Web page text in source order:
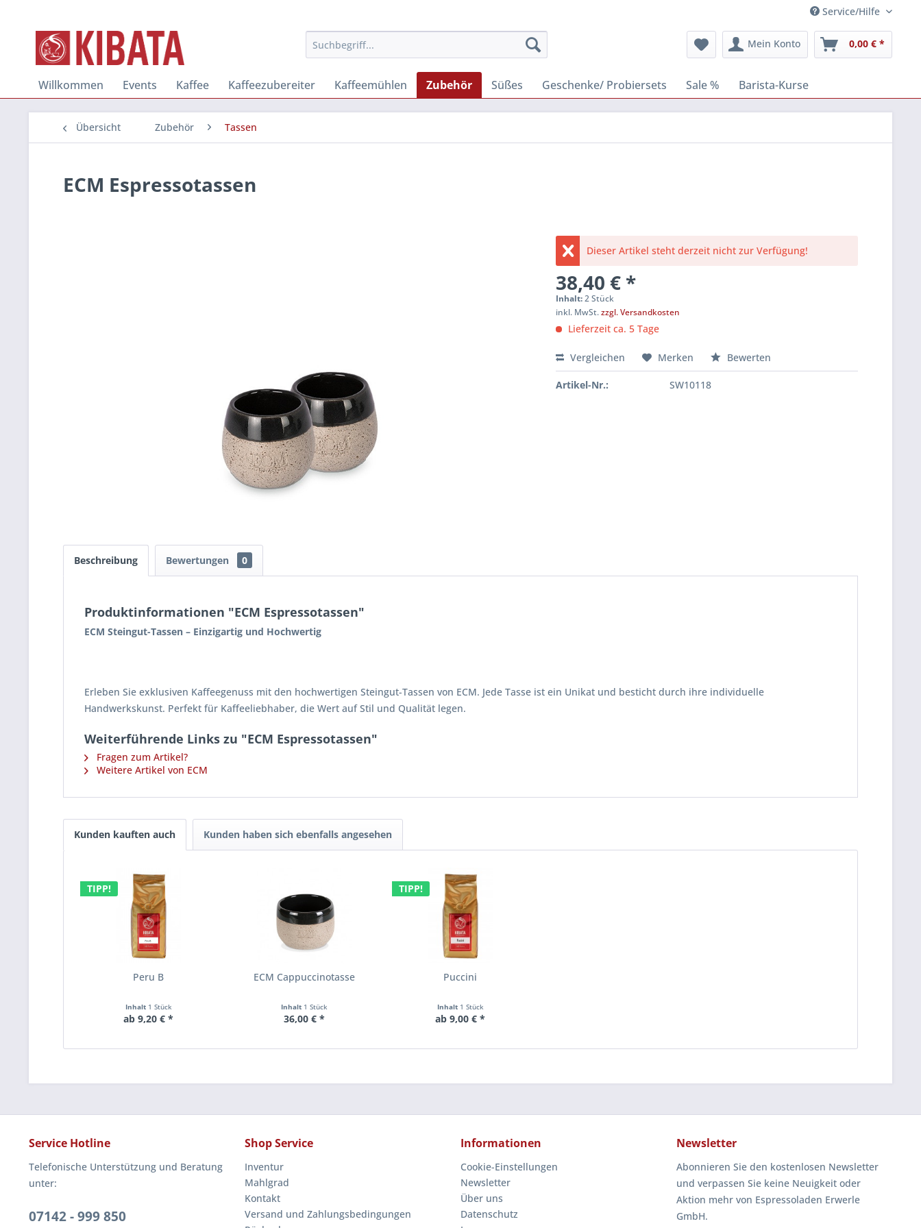
Service/Hilfe
Mein Konto 0,00 € *
Willkommen Events Kaffee Kaffeezubereiter Kaffeemühlen Zubehör Süßes Geschenke/ Probiersets Sale % Barista-Kurse
Übersicht Zubehör Tassen
ECM Espressotassen
Dieser Artikel steht derzeit nicht zur Verfügung!
38,40 € *
Inhalt:2 Stück
inkl. MwSt.zzgl. Versandkosten
Lieferzeit ca. 5 Tage
Vergleichen Merken Bewerten
Artikel-Nr.: SW10118
Beschreibung Bewertungen 0
Produktinformationen "ECM Espressotassen"
ECM Steingut-Tassen – Einzigartig und Hochwertig
Erleben Sie exklusiven Kaffeegenuss mit den hochwertigen Steingut-Tassen von ECM. Jede Tasse ist ein Unikat und besticht durch ihre individuelle
Handwerkskunst. Perfekt für Kaffeeliebhaber, die Wert auf Stil und Qualität legen.
Weiterführende Links zu "ECM Espressotassen"
Fragen zum Artikel?
Weitere Artikel von ECM
Kunden kauften auch Kunden haben sich ebenfalls angesehen
TIPP!
Peru B
Inhalt 1 Stück
ab 9,20 € *
ECM Cappuccinotasse
Inhalt 1 Stück
36,00 € *
TIPP!
Puccini
Inhalt 1 Stück
ab 9,00 € *
Service Hotline
Telefonische Unterstützung und Beratung
unter:
07142 - 999 850
Shop Service
Inventur
Mahlgrad
Kontakt
Versand und Zahlungsbedingungen
Informationen
Cookie-Einstellungen
Newsletter
Über uns
Datenschutz
Newsletter
Abonnieren Sie den kostenlosen Newsletter
und verpassen Sie keine Neuigkeit oder
Aktion mehr von Espressoladen Erwerle
GmbH.